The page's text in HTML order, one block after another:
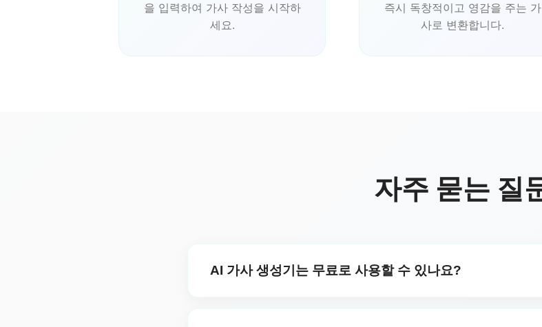
을 입력하여 가사 작성을 시작하
세요.
즉시 독창적이고 영감을 주는 가
사로 변환합니다.
자주 묻는 질
AI 가사 생성기는 무료로 사용할 수 있나요?